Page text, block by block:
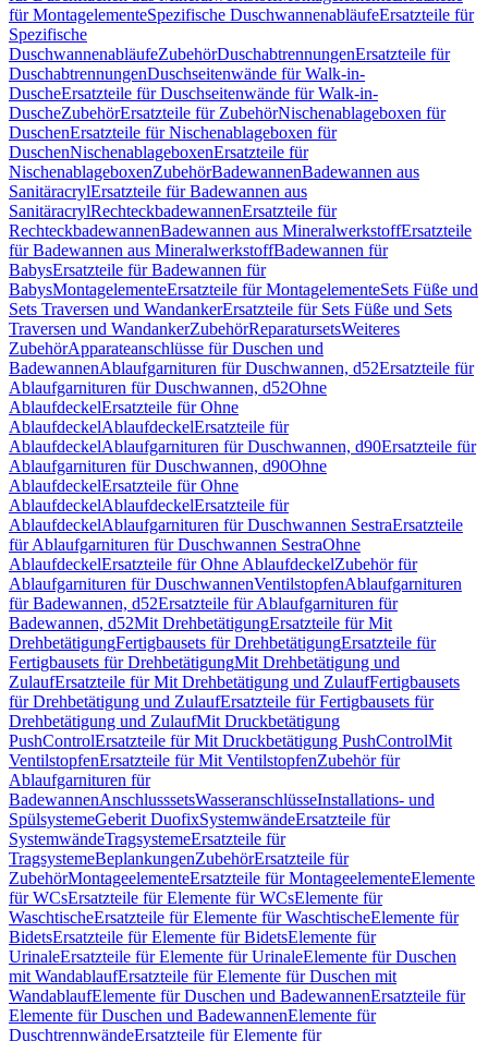
für MontagelementeSpezifische DuschwannenabläufeErsatzteile für
Spezifische
DuschwannenabläufeZubehörDuschabtrennungenErsatzteile für
DuschabtrennungenDuschseitenwände für Walk-in-
DuscheErsatzteile für Duschseitenwände für Walk-in-
DuscheZubehörErsatzteile für ZubehörNischenablageboxen für
DuschenErsatzteile für Nischenablageboxen für
DuschenNischenablageboxenErsatzteile für
NischenablageboxenZubehörBadewannenBadewannen aus
SanitäracrylErsatzteile für Badewannen aus
SanitäracrylRechteckbadewannenErsatzteile für
RechteckbadewannenBadewannen aus MineralwerkstoffErsatzteile
für Badewannen aus MineralwerkstoffBadewannen für
BabysErsatzteile für Badewannen für
BabysMontagelementeErsatzteile für MontagelementeSets Füße und
Sets Traversen und WandankerErsatzteile für Sets Füße und Sets
Traversen und WandankerZubehörReparatursetsWeiteres
ZubehörApparateanschlüsse für Duschen und
BadewannenAblaufgarnituren für Duschwannen, d52Ersatzteile für
Ablaufgarnituren für Duschwannen, d52Ohne
AblaufdeckelErsatzteile für Ohne
AblaufdeckelAblaufdeckelErsatzteile für
AblaufdeckelAblaufgarnituren für Duschwannen, d90Ersatzteile für
Ablaufgarnituren für Duschwannen, d90Ohne
AblaufdeckelErsatzteile für Ohne
AblaufdeckelAblaufdeckelErsatzteile für
AblaufdeckelAblaufgarnituren für Duschwannen SestraErsatzteile
für Ablaufgarnituren für Duschwannen SestraOhne
AblaufdeckelErsatzteile für Ohne AblaufdeckelZubehör für
Ablaufgarnituren für DuschwannenVentilstopfenAblaufgarnituren
für Badewannen, d52Ersatzteile für Ablaufgarnituren für
Badewannen, d52Mit DrehbetätigungErsatzteile für Mit
DrehbetätigungFertigbausets für DrehbetätigungErsatzteile für
Fertigbausets für DrehbetätigungMit Drehbetätigung und
ZulaufErsatzteile für Mit Drehbetätigung und ZulaufFertigbausets
für Drehbetätigung und ZulaufErsatzteile für Fertigbausets für
Drehbetätigung und ZulaufMit Druckbetätigung
PushControlErsatzteile für Mit Druckbetätigung PushControlMit
VentilstopfenErsatzteile für Mit VentilstopfenZubehör für
Ablaufgarnituren für
BadewannenAnschlusssetsWasseranschlüsseInstallations- und
SpülsystemeGeberit DuofixSystemwändeErsatzteile für
SystemwändeTragsystemeErsatzteile für
TragsystemeBeplankungenZubehörErsatzteile für
ZubehörMontageelementeErsatzteile für MontageelementeElemente
für WCsErsatzteile für Elemente für WCsElemente für
WaschtischeErsatzteile für Elemente für WaschtischeElemente für
BidetsErsatzteile für Elemente für BidetsElemente für
UrinaleErsatzteile für Elemente für UrinaleElemente für Duschen
mit WandablaufErsatzteile für Elemente für Duschen mit
WandablaufElemente für Duschen und BadewannenErsatzteile für
Elemente für Duschen und BadewannenElemente für
DuschtrennwändeErsatzteile für Elemente für